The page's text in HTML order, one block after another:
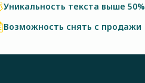
Уникальность текста выше 50%
Возможность снять с продажи